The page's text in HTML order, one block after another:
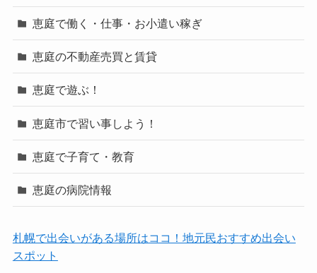
恵庭で働く・仕事・お小遣い稼ぎ
恵庭の不動産売買と賃貸
恵庭で遊ぶ！
恵庭市で習い事しよう！
恵庭で子育て・教育
恵庭の病院情報
札幌で出会いがある場所はココ！地元民おすすめ出会い
スポット